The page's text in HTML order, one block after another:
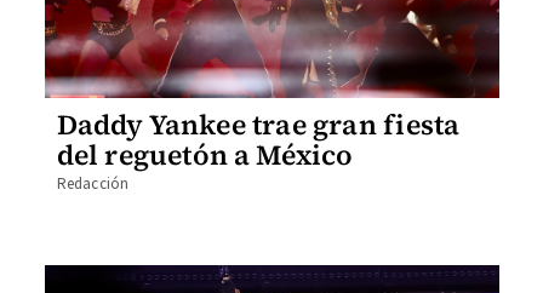
Daddy Yankee trae gran fiesta
del reguetón a México
Redacción